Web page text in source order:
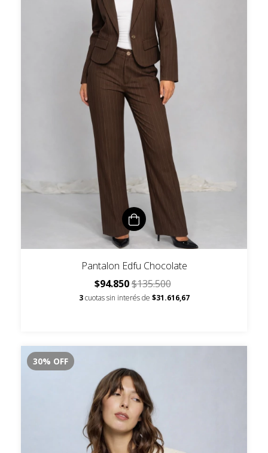
Pantalon Edfu Chocolate
$94.850$135.500
3 cuotas sin interés de $31.616,67
30% OFF